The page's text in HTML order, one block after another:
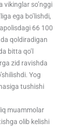
vikinglar so’nggi
ega bo’lishdi,
66 100
qoldiradigan
bitta qo’l
zid ravishda
Yog
tushishi
muammolar
olib kelishi